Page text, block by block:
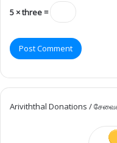
5 × three =
Ariviththal Donations /